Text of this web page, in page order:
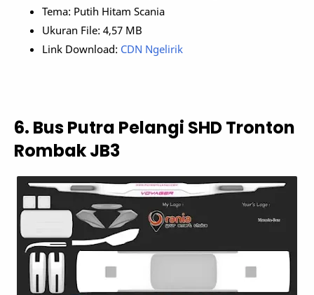
Tema: Putih Hitam Scania
Ukuran File: 4,57 MB
Link Download: CDN Ngelirik
6. Bus Putra Pelangi SHD Tronton
Rombak JB3